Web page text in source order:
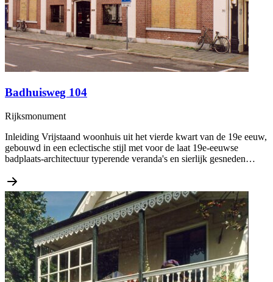
Badhuisweg 104
Rijksmonument
Inleiding Vrijstaand woonhuis uit het vierde kwart van de 19e eeuw,
gebouwd in een eclectische stijl met voor de laat 19e-eeuwse
badplaats-architectuur typerende veranda's en sierlijk gesneden…